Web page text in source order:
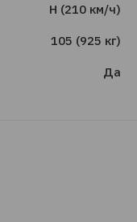
H (210 км/ч)
105 (925 кг)
Да